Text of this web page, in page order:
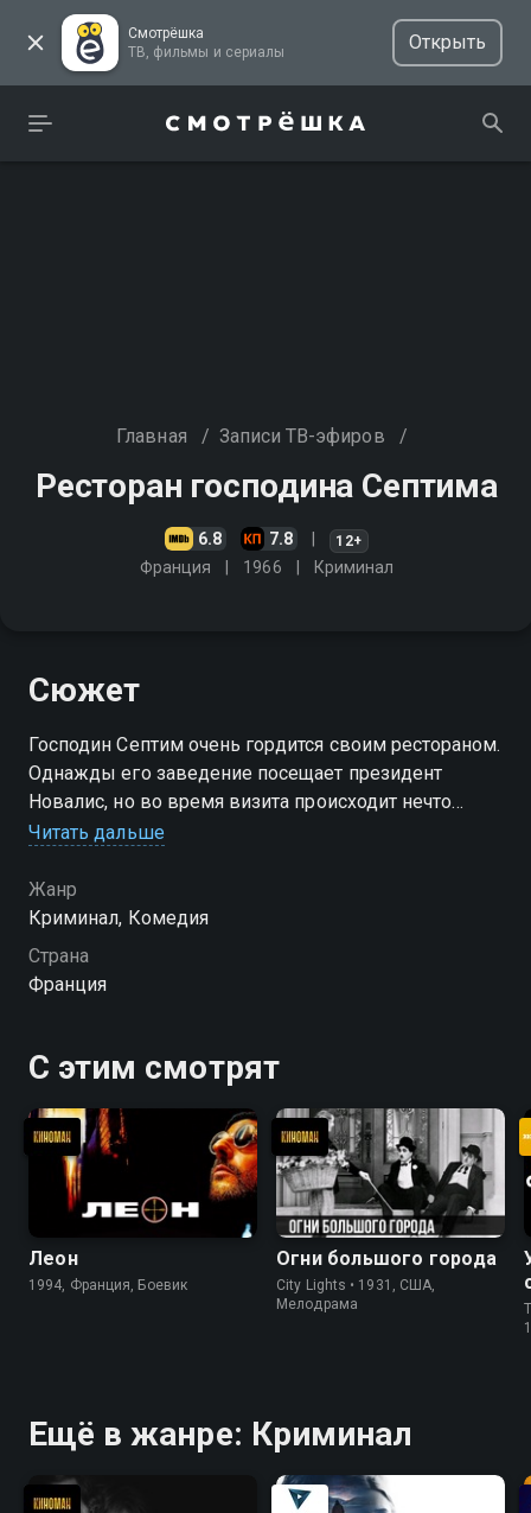
Смотрёшка
ТВ, фильмы и сериалы
Открыть
Главная / Записи ТВ-эфиров /
Ресторан господина Септима
6.8 7.8 12+
Франция 1966 Криминал
Сюжет
Господин Септим очень гордится своим рестораном.
Однажды его заведение посещает президент
Новалис, но во время визита происходит нечто
ужасное - главу государства похищают. И господину
скандала
Читать дальше
Жанр
Криминал, Комедия
Страна
Франция
С этим смотрят
Леон
1994, Франция, Боевик
Огни большого города
City Lights • 1931, США,
Мелодрама
Ещё в жанре: Криминал